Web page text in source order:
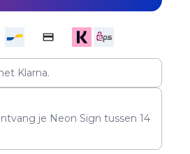
Klarna.
je Neon Sign tussen 14